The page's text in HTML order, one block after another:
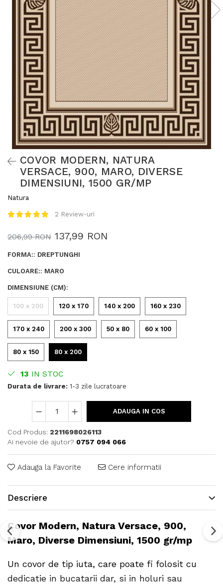
COVOR MODERN, NATURA
VERSACE, 900, MARO, DIVERSE
DIMENSIUNI, 1500 GR/MP
Natura
2 Review-uri
206,99 RON 137,99 RON
FORMA:: DREPTUNGHI
CULOARE:: MARO
DIMENSIUNE (CM):
100 x 200 120 x 170 140 x 200 160 x 230
170 x 240 200 x 300 50 x 80 60 x 100
80 x 150 80 x 200
13 IN STOC
Durata de livrare: 1-3 zile lucratoare
ADAUGA IN COS
Cod Produs: 2211698026113
Ai nevoie de ajutor? 0757 094 066
Adauga la Favorite Cere informatii
Descriere
Covor Modern, Natura Versace, 900,
Maro, Diverse Dimensiuni, 1500 gr/mp
Un covor de tip iuta, care poate fi folosit cu
dedicatie in bucatarii dar, si in holuri sau